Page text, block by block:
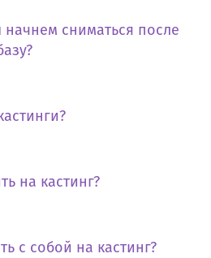
сниматься после
на кастинг?
с собой на кастинг?